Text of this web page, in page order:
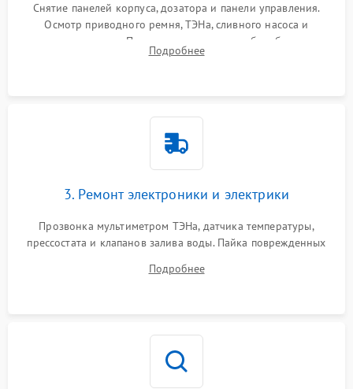
Снятие панелей корпуса, дозатора и панели управления.
Осмотр приводного ремня, ТЭНа, сливного насоса и
амортизаторов. Проверка подшипников барабана и
крестовины на износ, а манжеты люка на разрывы.
Подробнее
3. Ремонт электроники и электрики
Прозвонка мультиметром ТЭНа, датчика температуры,
прессостата и клапанов залива воды. Пайка поврежденных
Восстановление целостности проводки и контактов.
Подробнее